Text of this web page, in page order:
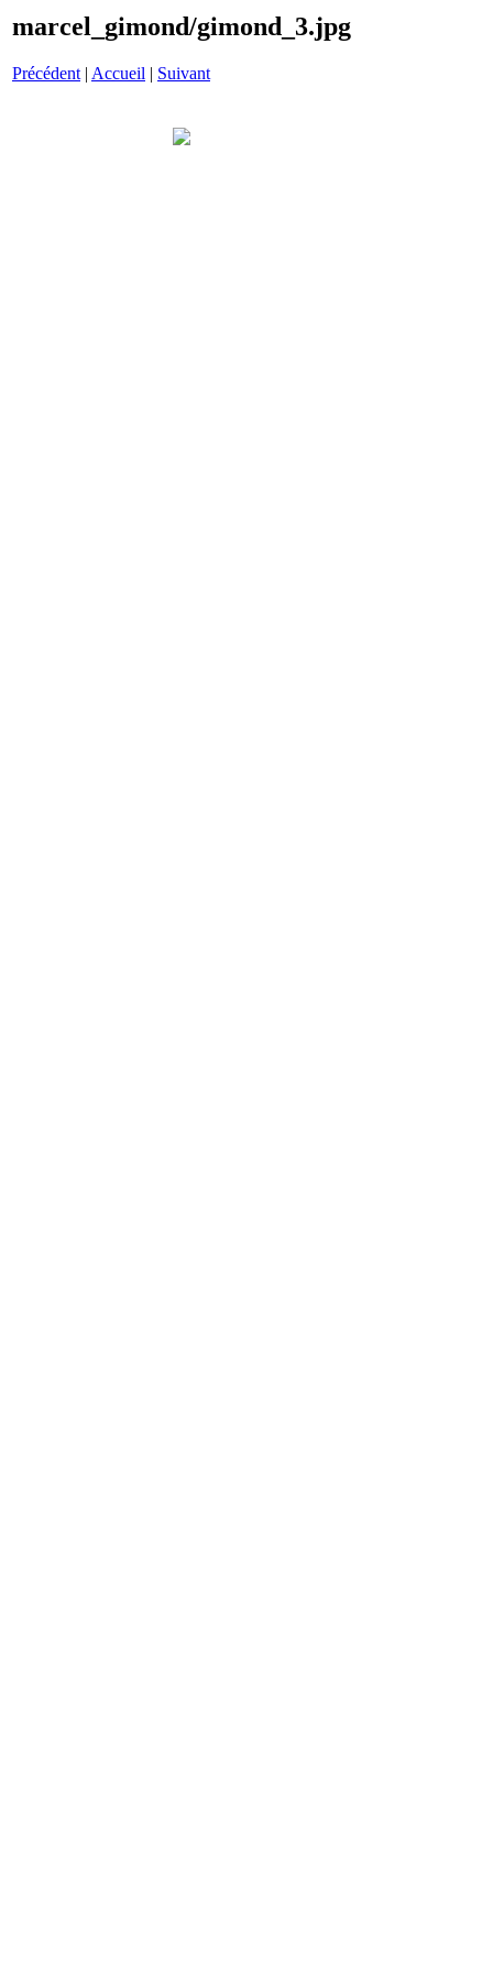
marcel_gimond/gimond_3.jpg
Précédent | Accueil | Suivant